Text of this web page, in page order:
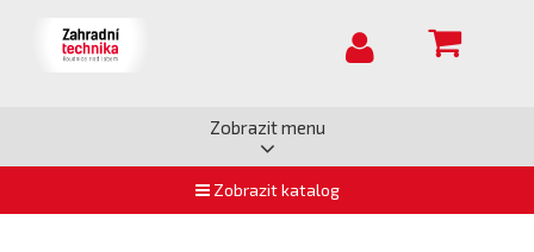
Zobrazit menu
Zobrazit katalog